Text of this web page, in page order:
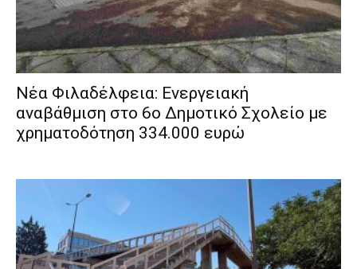
Νέα Φιλαδέλφεια: Ενεργειακή
αναβάθμιση στο 6ο Δημοτικό Σχολείο με
χρηματοδότηση 334.000 ευρώ